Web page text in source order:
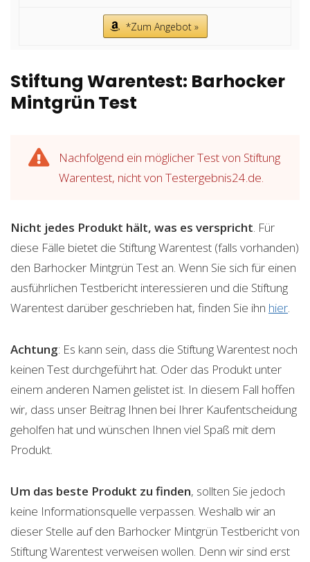
*Zum Angebot »
Stiftung Warentest: Barhocker
Mintgrün Test
Nachfolgend ein möglicher Test von Stiftung
Warentest, nicht von Testergebnis24.de.
Nicht jedes Produkt hält, was es verspricht. Für
diese Fälle bietet die Stiftung Warentest (falls vorhanden)
den Barhocker Mintgrün Test an. Wenn Sie sich für einen
ausführlichen Testbericht interessieren und die Stiftung
Warentest darüber geschrieben hat, finden Sie ihn hier.
Achtung: Es kann sein, dass die Stiftung Warentest noch
keinen Test durchgeführt hat. Oder das Produkt unter
einem anderen Namen gelistet ist. In diesem Fall hoffen
wir, dass unser Beitrag Ihnen bei Ihrer Kaufentscheidung
geholfen hat und wünschen Ihnen viel Spaß mit dem
Produkt.
Um das beste Produkt zu finden, sollten Sie jedoch
keine Informationsquelle verpassen. Weshalb wir an
dieser Stelle auf den Barhocker Mintgrün Testbericht von
Stiftung Warentest verweisen wollen. Denn wir sind erst